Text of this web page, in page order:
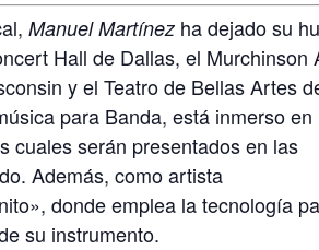
Manuel Martínez ha dejado su
Hall de Dallas, el Murchinson
y el Teatro de Bellas Artes
para Banda, está inmerso en
cuales serán presentados en las
Además, como artista
donde emplea la tecnología
su instrumento.